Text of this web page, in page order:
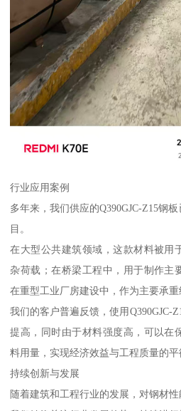
行业应用案例
多年来，我们供应的Q390GJC-Z15钢
目。
在大型公共建筑领域，这款材料被用
杂荷载；在桥梁工程中，用于制作主
在重型工业厂房建设中，作为主要承重
我们的客户普遍反馈，使用Q390GJC-
提高，同时由于材料强度高，可以在
料用量，实现经济效益与工程质量的平
持续创新与发展
随着建筑和工程行业的发展，对钢材性